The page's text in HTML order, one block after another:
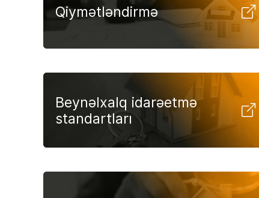
Qiymətləndirmə
Beynəlxalq idarəetmə
standartları